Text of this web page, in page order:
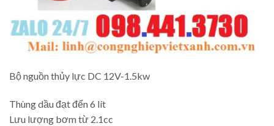
Bộ nguồn thủy lực DC 12V-1.5kw
Thùng dầu đạt đến 6 lít
Lưu lượng bơm từ 2.1cc